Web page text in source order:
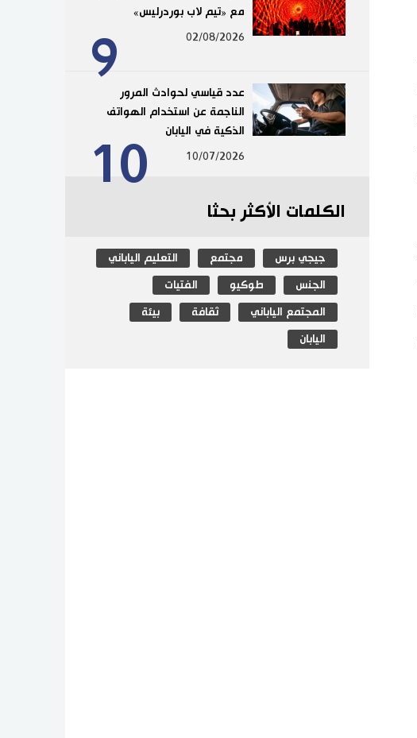
9
مع «تيم لاب بوردرليس»
02/08/2026
10
عدد قياسي لحوادث المرور
الناجمة عن استخدام الهواتف
الذكية في اليابان
10/07/2026
الكلمات الأكثر بحثا
جيجي برس مجتمع التعليم الياباني
الجنس طوكيو الفتيات
المجتمع الياباني ثقافة بيئة
اليابان